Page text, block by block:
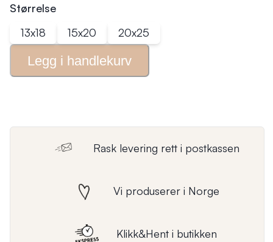
Størrelse
13x18
15x20 20x25
Legg i handlekurv
Rask levering rett i postkassen
Vi produserer i Norge
Klikk&Hent i butikken